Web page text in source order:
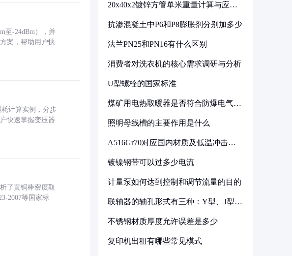
至-24dBm），并
案，帮助用户快
计算实例，分步
快速掌握变压器
了黄铜棒密度取
2007等国家标
20x40x2镀锌方管单米重量计算与应用
抗渗混凝土中P6和P8膨胀剂分别加多少
法兰PN25和PN16有什么区别
消费者对洗衣机的核心需求调研与分析
U型螺栓的国家标准
煤矿用电热取暖器是否符合防爆电气设
照明母线槽的主要作用是什么
A516Gr70对应国内材质及低温冲击要
镀镍钢带可以过多少电流
计量泵如何达到控制和调节流量的目的
联轴器的轴孔形式有三种：Y型、J型、
不锈钢材质厚度允许误差是多少
复印机出租有哪些常见模式